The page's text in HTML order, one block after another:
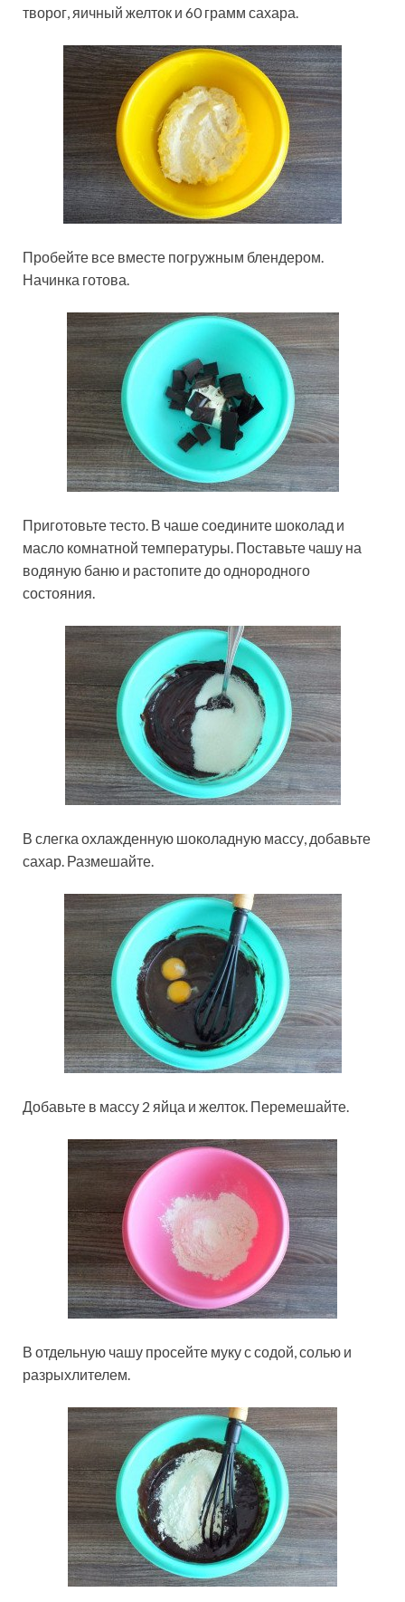
творог, яичный желток и 60 грамм сахара.
Пробейте все вместе погружным блендером.
Начинка готова.
Приготовьте тесто. В чаше соедините шоколад и
масло комнатной температуры. Поставьте чашу на
водяную баню и растопите до однородного
состояния.
В слегка охлажденную шоколадную массу, добавьте
сахар. Размешайте.
Добавьте в массу 2 яйца и желток. Перемешайте.
В отдельную чашу просейте муку с содой, солью и
разрыхлителем.